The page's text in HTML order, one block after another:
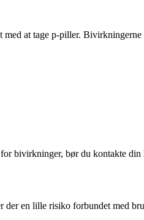
at tage p-piller.
bivirkninger, bør du kontakte
en lille risiko forbundet med